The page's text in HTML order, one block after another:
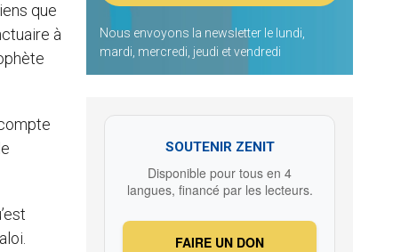
que
à
Nous envoyons la newsletter le lundi,
mardi, mercredi, jeudi et vendredi
SOUTENIR ZENIT
Disponible pour tous en 4
langues, financé par les lecteurs.
FAIRE UN DON